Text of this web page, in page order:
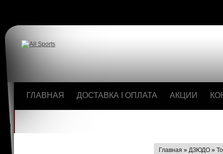
ГЛАВНАЯ ДОСТАВКА І ОПЛАТА АКЦИИ
Главная » ДЗЮДО »